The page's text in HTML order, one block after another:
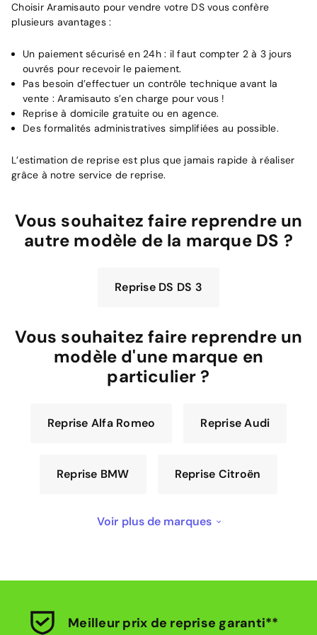
Choisir Aramisauto pour vendre votre DS vous confère
plusieurs avantages :
Un paiement sécurisé en 24h : il faut compter 2 à 3 jours
ouvrés pour recevoir le paiement.
Pas besoin d’effectuer un contrôle technique avant la
vente : Aramisauto s’en charge pour vous !
Reprise à domicile gratuite ou en agence.
Des formalités administratives simplifiées au possible.
L’estimation de reprise est plus que jamais rapide à réaliser
grâce à notre service de reprise.
Vous souhaitez faire reprendre un
autre modèle de la marque DS ?
Reprise DS DS 3
Vous souhaitez faire reprendre un
modèle d'une marque en
particulier ?
Reprise Alfa Romeo Reprise Audi
Reprise BMW Reprise Citroën
Reprise Dacia Reprise Fiat
Reprise Jeep Reprise Kia
Voir plus de marques
Meilleur prix de reprise garanti**